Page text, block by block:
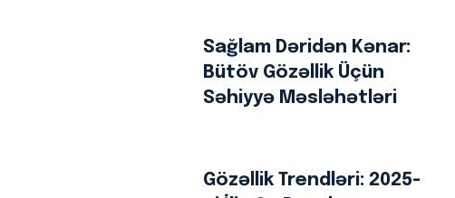
Sağlam Dəridən Kənar:
Bütöv Gözəllik Üçün
Səhiyyə Məsləhətləri
Gözəllik Trendləri: 2025-